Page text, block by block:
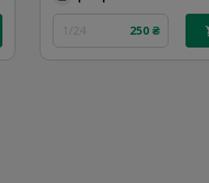
1/24 250 ₴